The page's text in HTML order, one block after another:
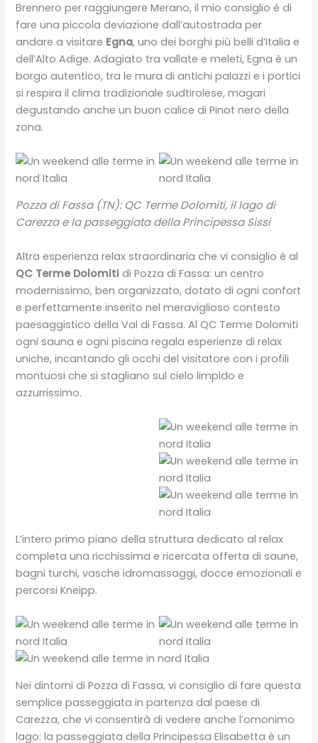
Brennero per raggiungere Merano, il mio consiglio è di
fare una piccola deviazione dall’autostrada per
andare a visitare Egna, uno dei borghi più belli d’Italia e
dell’Alto Adige. Adagiato tra vallate e meleti, Egna è un
borgo autentico, tra le mura di antichi palazzi e i portici
si respira il clima tradizionale sudtirolese, magari
degustando anche un buon calice di Pinot nero della
zona.
Pozza di Fassa (TN): QC Terme Dolomiti, il lago di
Carezza e la passeggiata della Principessa Sissi
Altra esperienza relax straordinaria che vi consiglio è al
QC Terme Dolomiti di Pozza di Fassa: un centro
modernissimo, ben organizzato, dotato di ogni confort
e perfettamente inserito nel meraviglioso contesto
paesaggistico della Val di Fassa. Al QC Terme Dolomiti
ogni sauna e ogni piscina regala esperienze di relax
uniche, incantando gli occhi del visitatore con i profili
montuosi che si stagliano sul cielo limpido e
azzurrissimo.
L’intero primo piano della struttura dedicato al relax
completa una ricchissima e ricercata offerta di saune,
bagni turchi, vasche idromassaggi, docce emozionali e
percorsi Kneipp.
Nei dintorni di Pozza di Fassa, vi consiglio di fare questa
semplice passeggiata in partenza dal paese di
Carezza, che vi consentirà di vedere anche l’omonimo
lago: la passeggiata della Principessa Elisabetta è un